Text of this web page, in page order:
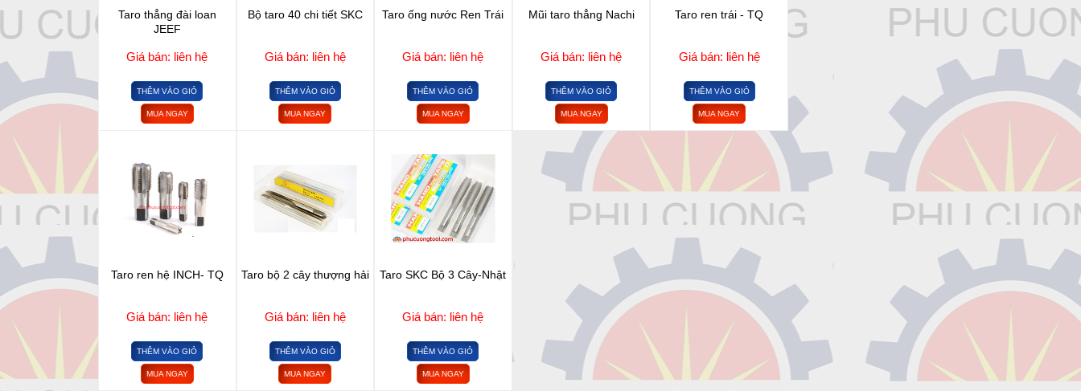
Taro thẳng đài loan
JEEF
Giá bán: liên hệ
THÊM VÀO GIỎ
MUA NGAY
Bộ taro 40 chi tiết SKC
Giá bán: liên hệ
THÊM VÀO GIỎ
MUA NGAY
Taro ống nước Ren Trái
Giá bán: liên hệ
THÊM VÀO GIỎ
MUA NGAY
Mũi taro thẳng Nachi
Giá bán: liên hệ
THÊM VÀO GIỎ
MUA NGAY
Taro ren trái - TQ
Giá bán: liên hệ
THÊM VÀO GIỎ
MUA NGAY
Taro ren hệ INCH- TQ
Giá bán: liên hệ
THÊM VÀO GIỎ
MUA NGAY
Taro bộ 2 cây thượng hải
Giá bán: liên hệ
THÊM VÀO GIỎ
MUA NGAY
Taro SKC Bộ 3 Cây-Nhật
Giá bán: liên hệ
THÊM VÀO GIỎ
MUA NGAY